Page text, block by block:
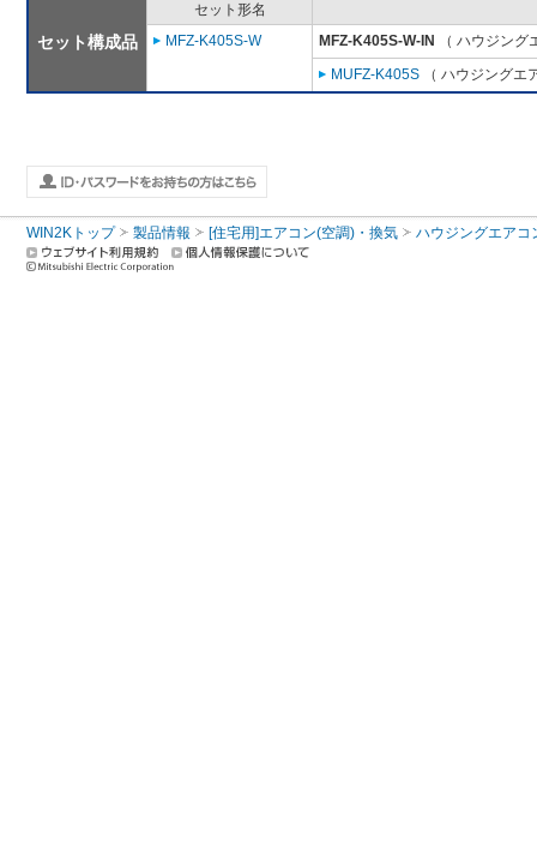
セット構成品
セット形名
MFZ-K405S-W
MFZ-K405S-W-IN
（ ハウジング
MUFZ-K405S （ ハウジングエ
WIN2Kトップ 製品情報 [住宅用]エアコン(空調)・換気 ハウジングエアコ